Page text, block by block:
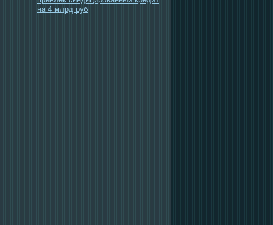
на 4 млрд руб